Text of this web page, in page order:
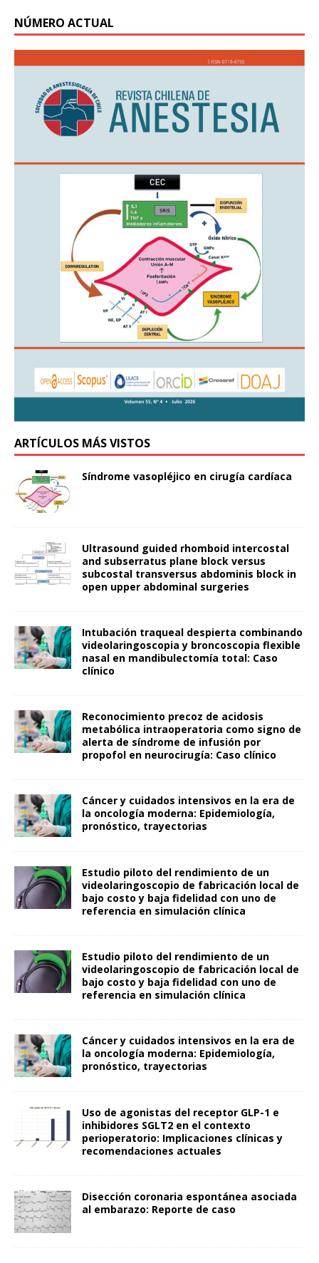
NÚMERO ACTUAL
ARTÍCULOS MÁS VISTOS
Síndrome vasopléjico en cirugía cardíaca
Ultrasound guided rhomboid intercostal
and subserratus plane block versus
subcostal transversus abdominis block in
open upper abdominal surgeries
Intubación traqueal despierta combinando
videolaringoscopia y broncoscopia flexible
nasal en mandibulectomía total: Caso
clínico
Reconocimiento precoz de acidosis
metabólica intraoperatoria como signo de
alerta de síndrome de infusión por
propofol en neurocirugía: Caso clínico
Cáncer y cuidados intensivos en la era de
la oncología moderna: Epidemiología,
pronóstico, trayectorias
Estudio piloto del rendimiento de un
videolaringoscopio de fabricación local de
bajo costo y baja fidelidad con uno de
referencia en simulación clínica
Estudio piloto del rendimiento de un
videolaringoscopio de fabricación local de
bajo costo y baja fidelidad con uno de
referencia en simulación clínica
Cáncer y cuidados intensivos en la era de
la oncología moderna: Epidemiología,
pronóstico, trayectorias
Uso de agonistas del receptor GLP-1 e
inhibidores SGLT2 en el contexto
perioperatorio: Implicaciones clínicas y
recomendaciones actuales
Disección coronaria espontánea asociada
al embarazo: Reporte de caso